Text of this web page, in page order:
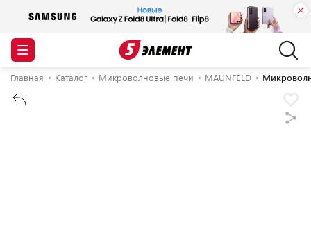
Главная Каталог Микроволновые печи MAUNFELD